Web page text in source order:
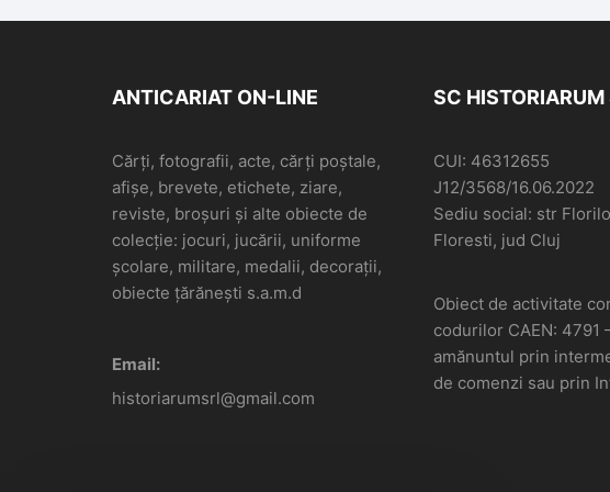
ANTICARIAT ON-LINE
Cărți, fotografii, acte, cărți poștale,
afișe, brevete, etichete, ziare,
reviste, broșuri și alte obiecte de
colecție: jocuri, jucării, uniforme
școlare, militare, medalii, decorații,
obiecte țărănești s.a.m.d
Email:
historiarumsrl@gmail.com
SC HISTORIARUM
CUI: 46312655
J12/3568/16.06.2022
Sediu social: str
Floresti, jud Cluj
Obiect de activitate
codurilor CAEN: 4791
amănuntul prin
de comenzi sau prin